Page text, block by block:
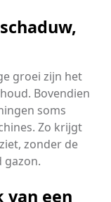
groei zijn het
Bovendien
soms
Zo krijgt
zonder de
gazon.
van een